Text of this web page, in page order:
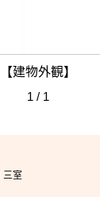
【建物外観】
1 / 1
三室